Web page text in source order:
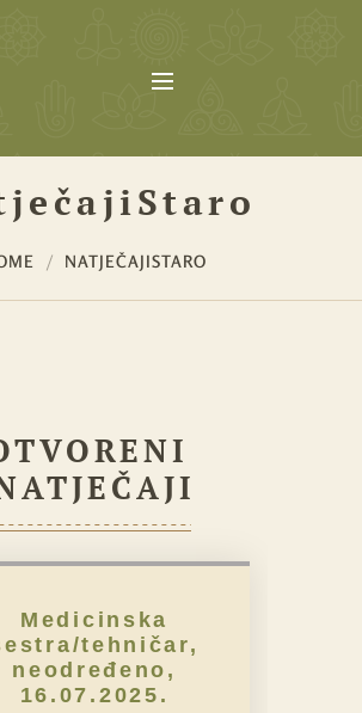
NATJEČAJISTARO
Medicinska
tehničar,
neodređeno,
16.07.2025.